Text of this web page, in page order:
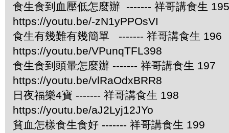
食生食到血壓低怎麼辦 ------- 祥哥講食生 195
https://youtu.be/-zN1yPPOsVI
食生有幾難有幾簡單 ------- 祥哥講食生 196
https://youtu.be/VPunqTFL398
食生食到頭暈怎麼辦 ------- 祥哥講食生 197
https://youtu.be/vlRaOdxBRR8
日夜福樂4寶 ------- 祥哥講食生 198
https://youtu.be/aJ2Lyj12JYo
貧血怎樣食生食好 ------- 祥哥講食生 199